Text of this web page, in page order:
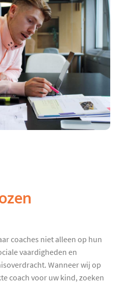
coaches niet alleen op hun
vaardigheden en
Wanneer wij op
coach voor uw kind, zoeken